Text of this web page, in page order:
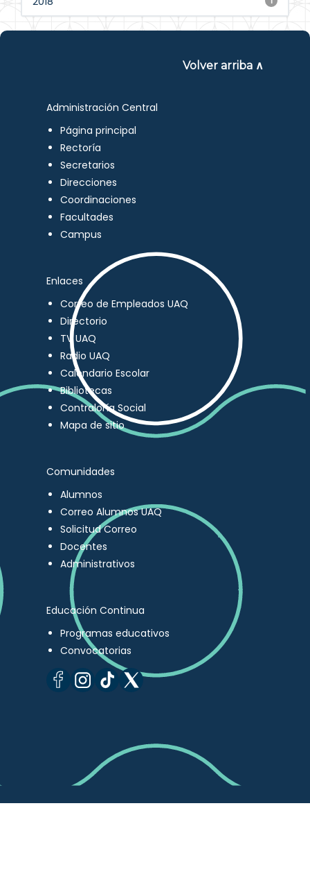
Volver arriba ∧
Administración Central
Página principal
Rectoría
Secretarios
Direcciones
Coordinaciones
Facultades
Campus
Enlaces
Correo de Empleados UAQ
Directorio
TV UAQ
Radio UAQ
Calendario Escolar
Bibliotecas
Contraloría Social
Mapa de sitio
Comunidades
Alumnos
Correo Alumnos UAQ
Solicitud Correo
Docentes
Administrativos
Educación Continua
Programas educativos
Convocatorias